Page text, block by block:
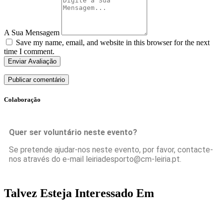
A Sua Mensagem
Save my name, email, and website in this browser for the next
time I comment.
Enviar Avaliação
Colaboração
Quer ser voluntário neste evento?
Se pretende ajudar-nos neste evento, por favor, contacte-
nos através do e-mail leiriadesporto@cm-leiria.pt.
Talvez Esteja Interessado Em